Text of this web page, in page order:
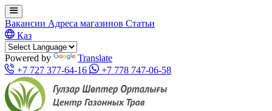
Вакансии Адреса магазинов Статьи
Қаз
Powered by
Translate
+7 727 377-64-16
+7 778 747-06-58